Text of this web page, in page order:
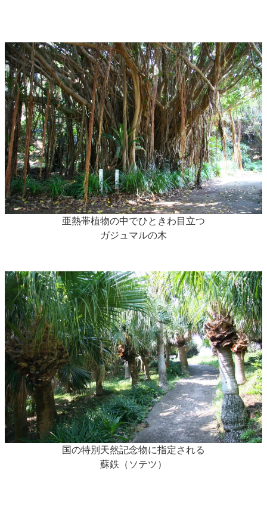
亜熱帯植物の中でひときわ目立つ
ガジュマルの木
国の特別天然記念物に指定される
蘇鉄（ソテツ）